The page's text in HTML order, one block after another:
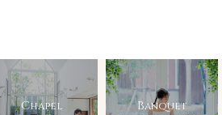
Chapel Banquet